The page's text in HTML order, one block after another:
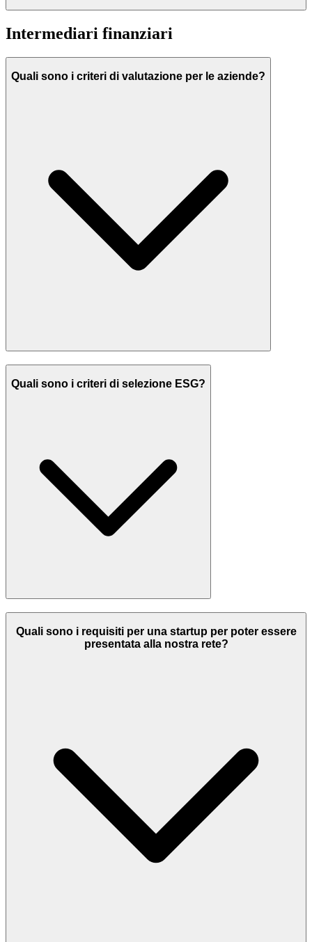
Intermediari finanziari
Quali sono i criteri di valutazione per le aziende?
Quali sono i criteri di selezione ESG?
Quali sono i requisiti per una startup per poter essere
presentata alla nostra rete?